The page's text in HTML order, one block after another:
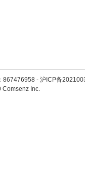
867476958- 沪ICP备
Comsenz Inc.